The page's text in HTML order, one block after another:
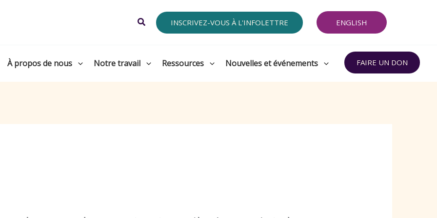
Search INSCRIVEZ-VOUS À L'INFOLETTRE ENGLISH
À propos de nous Notre travail Ressources Nouvelles et événements FAIRE UN DON